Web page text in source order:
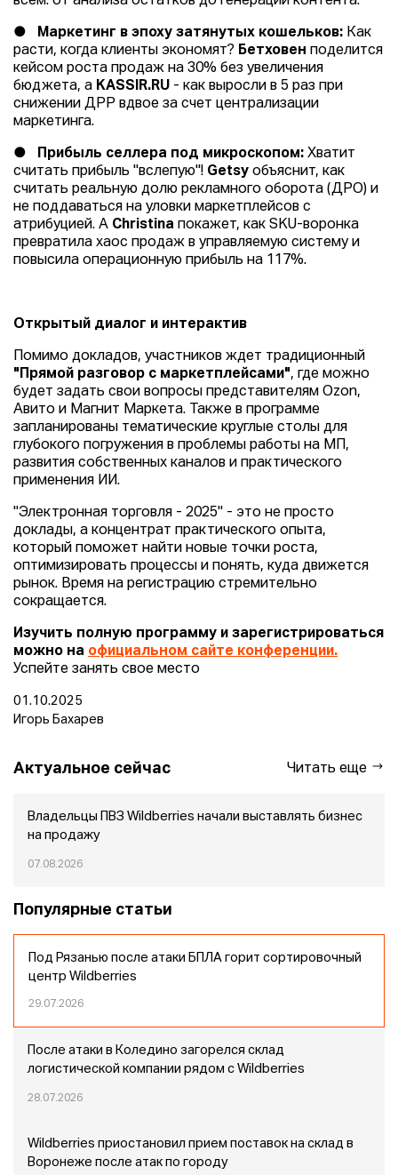
● Маркетинг в эпоху затянутых кошельков: Как
расти, когда клиенты экономят? Бетховен поделится
кейсом роста продаж на 30% без увеличения
бюджета, а KASSIR.RU - как выросли в 5 раз при
снижении ДРР вдвое за счет централизации
маркетинга.
● Прибыль селлера под микроскопом: Хватит
считать прибыль "вслепую"! Getsy объяснит, как
считать реальную долю рекламного оборота (ДРО) и
не поддаваться на уловки маркетплейсов с
атрибуцией. А Christina покажет, как SKU-воронка
превратила хаос продаж в управляемую систему и
повысила операционную прибыль на 117%.
Открытый диалог и интерактив
Помимо докладов, участников ждет традиционный
"Прямой разговор с маркетплейсами", где можно
будет задать свои вопросы представителям Ozon,
Авито и Магнит Маркета. Также в программе
запланированы тематические круглые столы для
глубокого погружения в проблемы работы на МП,
развития собственных каналов и практического
применения ИИ.
"Электронная торговля - 2025" - это не просто
доклады, а концентрат практического опыта,
который поможет найти новые точки роста,
оптимизировать процессы и понять, куда движется
рынок. Время на регистрацию стремительно
сокращается.
Изучить полную программу и зарегистрироваться
можно на официальном сайте конференции.
Успейте занять свое место
01.10.2025
Игорь Бахарев
Актуальное сейчас Читать еще
Владельцы ПВЗ Wildberries начали выставлять бизнес
на продажу
07.08.2026
Популярные статьи
Под Рязанью после атаки БПЛА горит сортировочный
центр Wildberries
29.07.2026
После атаки в Коледино загорелся склад
логистической компании рядом с Wildberries
28.07.2026
Wildberries приостановил прием поставок на склад в
Воронеже после атак по городу